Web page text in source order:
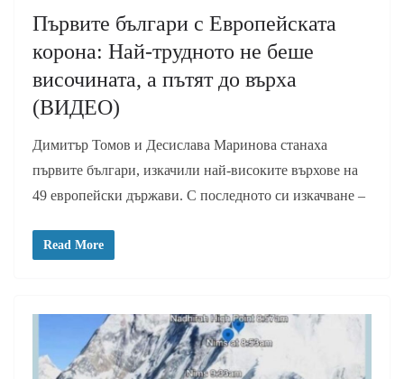
Първите българи с Европейската
корона: Най-трудното не беше
височината, а пътят до върха
(ВИДЕО)
Димитър Томов и Десислава Маринова станаха
първите българи, изкачили най-високите върхове на
49 европейски държави. С последното си изкачване –
Read More